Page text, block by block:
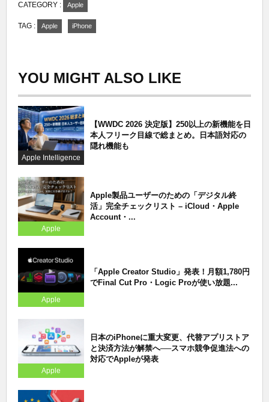
CATEGORY : Apple
TAG : Apple iPhone
YOU MIGHT ALSO LIKE
Apple Intelligence
【WWDC 2026 決定版】250以上の新機能を日
本人フリーク目線で総まとめ。日本語対応の
隠れ機能も
Apple
Apple製品ユーザーのための「デジタル終
活」完全チェックリスト – iCloud・Apple
Account・...
Apple
「Apple Creator Studio」発表！月額1,780円
でFinal Cut Pro・Logic Proが使い放題...
Apple
日本のiPhoneに重大変更、代替アプリストア
と決済方法が解禁へ──スマホ競争促進法への
対応でAppleが発表